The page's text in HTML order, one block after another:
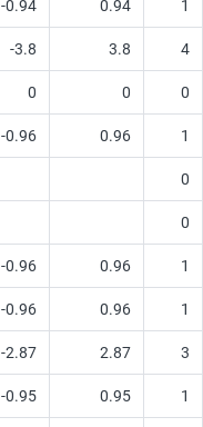
-0.94 0.94 1
-3.8 3.8 4
0 0 0
-0.96 0.96 1
0
0
-0.96 0.96 1
-0.96 0.96 1
-2.87 2.87 3
-0.95 0.95 1